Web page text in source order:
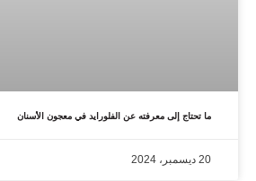
ما تحتاج إلى معرفته عن الفلورايد في معجون الأسنان
20 ديسمبر، 2024